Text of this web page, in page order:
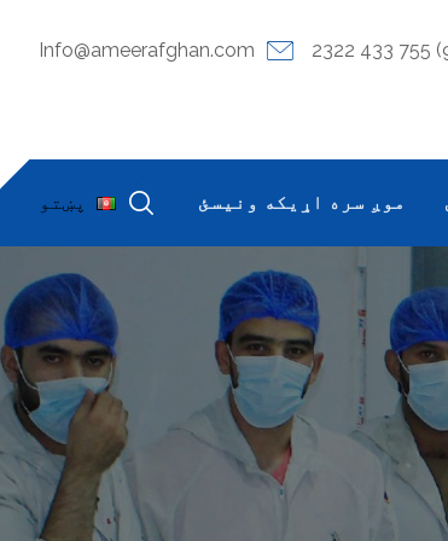
Info@ameerafghan.com
پښتو موږ سره اړیکه ونیسئ